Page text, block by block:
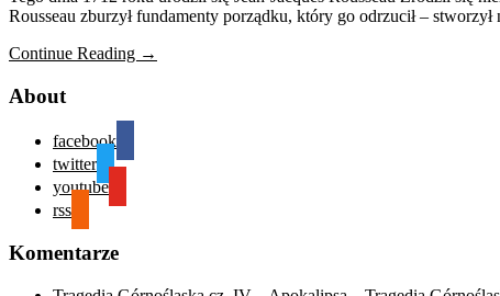
Rousseau zburzył fundamenty porządku, który go odrzucił –
Continue Reading →
About
facebook
twitter
youtube
rss
Komentarze